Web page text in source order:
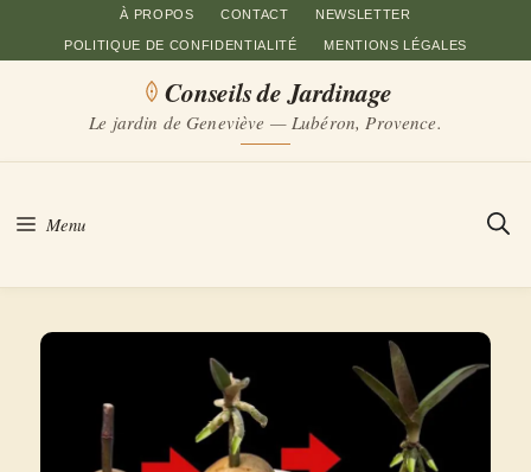
au
À PROPOS CONTACT NEWSLETTER
POLITIQUE DE CONFIDENTIALITÉ MENTIONS LÉGALES
Conseils de Jardinage
Le jardin de Geneviève — Lubéron, Provence.
Menu